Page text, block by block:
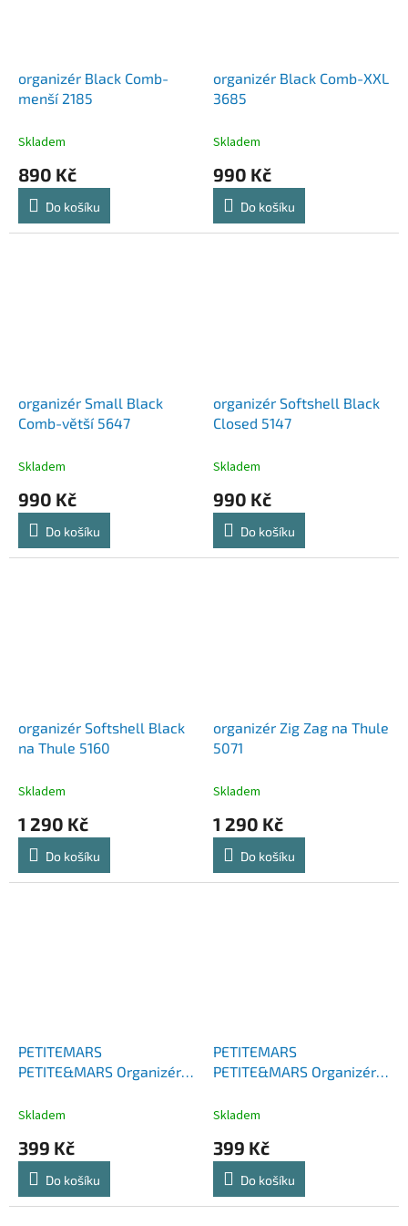
organizér Black Comb-
menší 2185
Skladem
890 Kč
Do košíku
organizér Black Comb-XXL
3685
Skladem
990 Kč
Do košíku
organizér Small Black
Comb-větší 5647
Skladem
990 Kč
Do košíku
organizér Softshell Black
Closed 5147
Skladem
990 Kč
Do košíku
organizér Softshell Black
na Thule 5160
Skladem
1 290 Kč
Do košíku
organizér Zig Zag na Thule
5071
Skladem
1 290 Kč
Do košíku
PETITEMARS
PETITE&MARS Organizér
Skladem
399 Kč
Do košíku
PETITEMARS
PETITE&MARS Organizér
Skladem
399 Kč
Do košíku